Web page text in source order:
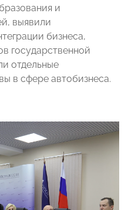
и
выявили
бизнеса,
государственной
отдельные
в сфере автобизнеса.